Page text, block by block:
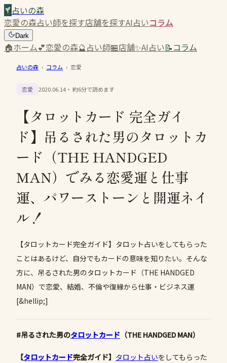
占いの森
恋愛の森占い師を探す店舗を探すAI占いコラム
Dark
🏠ホーム💕恋愛の森🔮占い師🏪店舗✨AI占い📝コラム
占いの森 › コラム › 恋愛
恋愛 2020.06.14 ・ 約6分で読めます
【タロットカード 完全ガイ
ド】吊るされた男のタロットカ
ード（THE HANDGED
MAN）でみる恋愛運と仕事
運、パワーストーンと開運ネイ
ル！
【タロットカード完全ガイド】タロット占いをしてもらった
ことはあるけど、自分でもカードの意味を知りたい。そんな
方に、吊るされた男のタロットカード（THE HANDGED
MAN）で恋愛、結婚、不倫や復縁から仕事・ビジネス運
[&hellip;]
#吊るされた男のタロットカード （THE HANDGED MAN）
【タロットカード完全ガイド】 タロット占いをしてもらった